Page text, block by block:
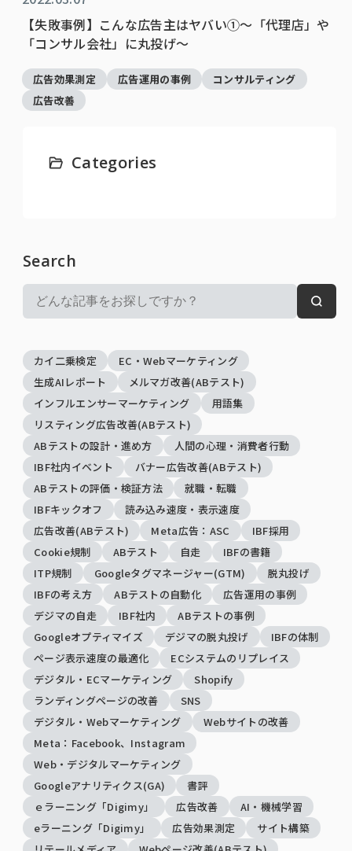
【失敗事例】こんな広告主はヤバい①～「代理店」や
「コンサル会社」に丸投げ～
広告効果測定 広告運用の事例
コンサルティング
広告改善
Categories
Search
検
索:
検
索
カイ二乗検定
EC・Webマーケティング
生成AIレポート
メルマガ改善(ABテスト)
インフルエンサーマーケティング
用語集
リスティング広告改善(ABテスト)
ABテストの設計・進め方
人間の心理・消費者行動
IBF社内イベント
バナー広告改善(ABテスト)
ABテストの評価・検証方法
就職・転職
IBFキックオフ
読み込み速度・表示速度
広告改善(ABテスト)
Meta広告：ASC
IBF採用
Cookie規制
ABテスト 自走
IBFの書籍
ITP規制
Googleタグマネージャー(GTM)
脱丸投げ
IBFの考え方
ABテストの自動化
広告運用の事例
デジマの自走
IBF社内
ABテストの事例
Googleオプティマイズ
デジマの脱丸投げ
IBFの体制
ページ表示速度の最適化
ECシステムのリプレイス
デジタル・ECマーケティング
Shopify
ランディングページの改善
SNS
デジタル・Webマーケティング
Webサイトの改善
Meta：Facebook、Instagram
Web・デジタルマーケティング
Googleアナリティクス(GA)
書評
ｅラーニング「Digimy」
広告改善
AI・機械学習
eラーニング「Digimy」
広告効果測定
サイト構築